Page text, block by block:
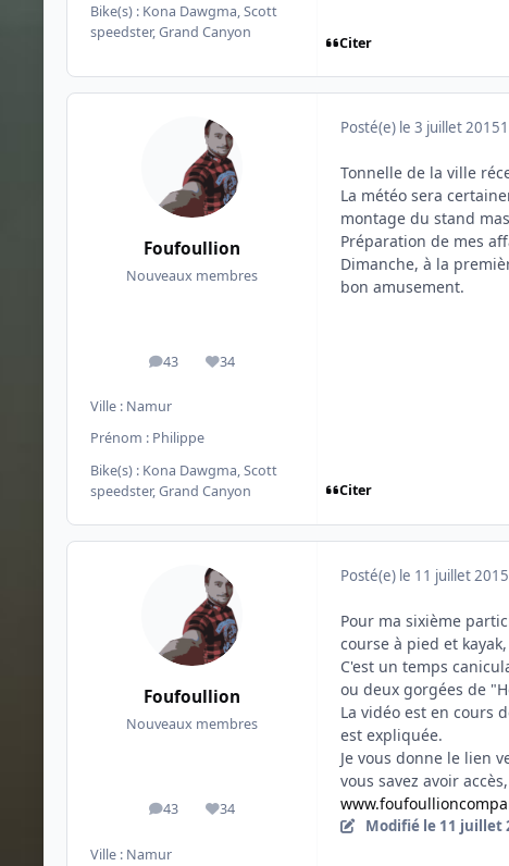
Bike(s) : Kona Dawgma, Scott
speedster, Grand Canyon
Citer
Foufoullion
Nouveaux membres
43
messages34
Réputation
Ville : Namur
Prénom : Philippe
Bike(s) : Kona Dawgma, Scott
speedster, Grand Canyon
Posté(e) le 3 juillet 2015
Tonnelle de la ville
La météo sera
montage du stand
Préparation de mes
Dimanche, à la
bon amusement.
Citer
Foufoullion
Nouveaux membres
43
messages34
Réputation
Ville : Namur
Posté(e) le 11 juillet 2015
Pour ma sixième
course à pied et
C'est un temps
ou deux gorgées de
La vidéo est en cours
est expliquée.
Je vous donne le lien
vous savez avoir
Modifié le 11 juillet